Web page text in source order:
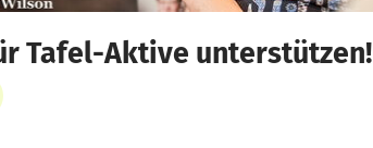
Tafel-Aktive unterstützen!